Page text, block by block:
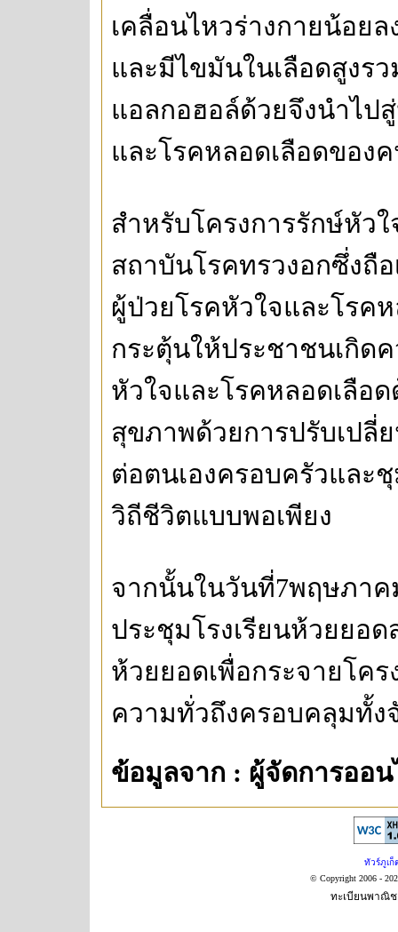
เคลื่อนไหวร่างกายน้อย
และมีไขมันในเลือดสูงร
แอลกอฮอล์ด้วยจึงนำไป
และโรคหลอดเลือดของ
สำหรับโครงการรักษ์หัว
สถาบันโรคทรวงอกซึ่งถื
ผู้ป่วยโรคหัวใจและโรค
กระตุ้นให้ประชาชนเกิด
หัวใจและโรคหลอดเลือ
สุขภาพด้วยการปรับเปลี่
ต่อตนเองครอบครัวและ
วิถีชีวิตแบบพอเพียง
จากนั้นในวันที่7พฤษภาค
ประชุมโรงเรียนห้วยยอ
ห้วยยอดเพื่อกระจายโค
ความทั่วถึงครอบคลุมทั้ง
ข้อมูลจาก : ผู้จัดการออน
ทัวร์ภูเก็
© Copyright 2006 -
ทะเบียนพาณิช